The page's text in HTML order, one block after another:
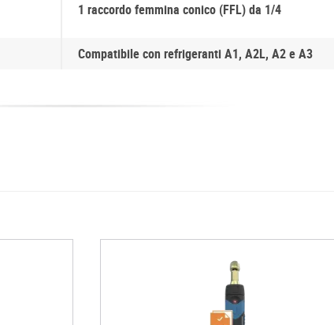
1 raccordo femmina conico (FFL) da 1/4
Compatibile con refrigeranti A1, A2L, A2 e A3